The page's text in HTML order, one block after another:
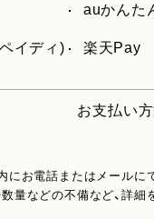
auかんた
イディ) 楽天Pay
お支払い
お電話またはメールに
量などの不備など、詳細